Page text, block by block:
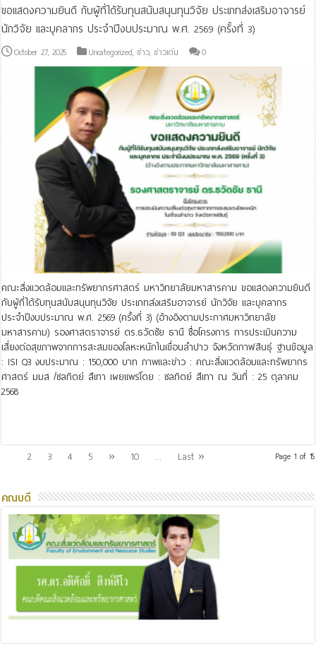
ขอแสดงความยินดี กับผู้ที่ได้รับทุนสนับสนุนทุนวิจัย ประเภทส่งเสริมอาจารย์
นักวิจัย และบุคลากร ประจำปีงบประมาณ พ.ศ. 2569 (ครั้งที่ 3)
October 27, 2025 Uncategorized,ข่าว,ข่าวเด่น 0
คณะสิ่งแวดล้อมและทรัพยากรศาสตร์ มหาวิทยาลัยมหาสารคาม ขอแสดงความยินดี
กับผู้ที่ได้รับทุนสนับสนุนทุนวิจัย ประเภทส่งเสริมอาจารย์ นักวิจัย และบุคลากร
ประจำปีงบประมาณ พ.ศ. 2569 (ครั้งที่ 3) (อ้างอิงตามประกาศมหาวิทยาลัย
มหาสารคาม) รองศาสตราจารย์ ดร.ธวัดชัย ธานี ชื่อโครงการ การประเมินความ
เสี่ยงต่อสุขภาพจากการสะสมของโลหะหนักในเขื่อนลำปาว จังหวัดกาฬสินธุ์ ฐานข้อมูล
: ISI Q3 งบประมาณ : 150,000 บาท ภาพและข่าว : คณะสิ่งแวดล้อมและทรัพยากร
ศาสตร์ มมส /ชลทิตย์ สีเทา เผยแพร่โดย : ชลทิตย์ สีเทา ณ วันที่ : 25 ตุลาคม
2568
Page 1 of 15
2 3 4 5 » 10 ... Last »
คณบดี